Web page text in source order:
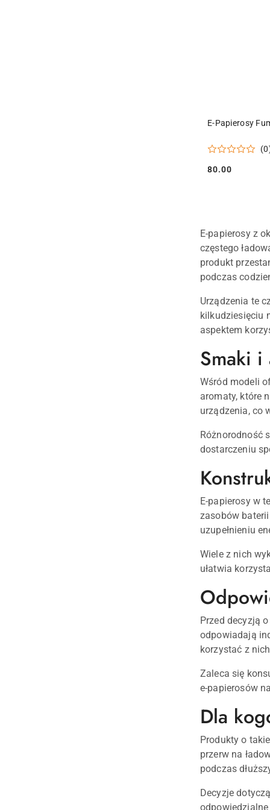
E-Papierosy
Cena:
80.00
E-papierosy z
częstego
produkt
podczas
Urządzenia te
kilkudziesięciu
aspektem
Smaki
Wśród modeli
aromaty, które
urządzenia, co
Różnorodność
dostarczeniu
E-papierosy w
zasobów
uzupełnieniu
Wiele z nich
ułatwia
Przed decyzją
odpowiadają
korzystać z
Zaleca się
e-papierosów
Dla
Produkty o
przerw na
podczas
Decyzje